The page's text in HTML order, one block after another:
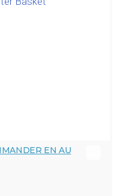
EN AU